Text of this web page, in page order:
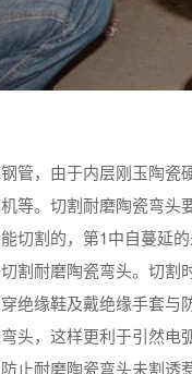
管，由于内层刚玉陶瓷
等。切割耐磨陶瓷弯头
切割的，第1中自蔓延
割耐磨陶瓷弯头。切割
绝缘鞋及戴绝缘手套
头，这样更利于引然电
止耐磨陶瓷弯头未割透